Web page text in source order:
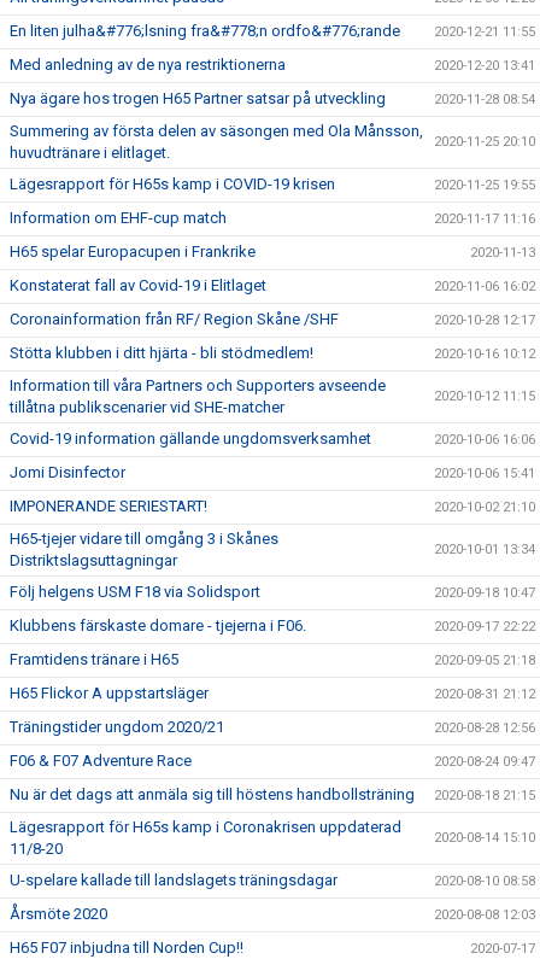
En liten julha&#776;lsning fra&#778;n ordfo&#776;rande 2020-12-21 11:55
Med anledning av de nya restriktionerna 2020-12-20 13:41
Nya ägare hos trogen H65 Partner satsar på utveckling 2020-11-28 08:54
Summering av första delen av säsongen med Ola Månsson,
huvudtränare i elitlaget.
2020-11-25 20:10
Lägesrapport för H65s kamp i COVID-19 krisen 2020-11-25 19:55
Information om EHF-cup match 2020-11-17 11:16
H65 spelar Europacupen i Frankrike 2020-11-13
Konstaterat fall av Covid-19 i Elitlaget 2020-11-06 16:02
Coronainformation från RF/ Region Skåne /SHF 2020-10-28 12:17
Stötta klubben i ditt hjärta - bli stödmedlem! 2020-10-16 10:12
Information till våra Partners och Supporters avseende
tillåtna publikscenarier vid SHE-matcher
2020-10-12 11:15
Covid-19 information gällande ungdomsverksamhet 2020-10-06 16:06
Jomi Disinfector 2020-10-06 15:41
IMPONERANDE SERIESTART! 2020-10-02 21:10
H65-tjejer vidare till omgång 3 i Skånes
Distriktslagsuttagningar
2020-10-01 13:34
Följ helgens USM F18 via Solidsport 2020-09-18 10:47
Klubbens färskaste domare - tjejerna i F06. 2020-09-17 22:22
Framtidens tränare i H65 2020-09-05 21:18
H65 Flickor A uppstartsläger 2020-08-31 21:12
Träningstider ungdom 2020/21 2020-08-28 12:56
F06 & F07 Adventure Race 2020-08-24 09:47
Nu är det dags att anmäla sig till höstens handbollsträning 2020-08-18 21:15
Lägesrapport för H65s kamp i Coronakrisen uppdaterad
11/8-20
2020-08-14 15:10
U-spelare kallade till landslagets träningsdagar 2020-08-10 08:58
Årsmöte 2020 2020-08-08 12:03
H65 F07 inbjudna till Norden Cup!! 2020-07-17